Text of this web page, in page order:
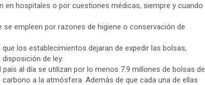
en hospitales o por cuestiones médicas, siempre y cuando
empleen por razones de higiene o conservación de
los establecimientos dejaran de expedir las bolsas,
de ley.
al día se utilizan por lo menos 7.9 millones de bolsas de
a la atmósfera. Además de que cada una de ellas